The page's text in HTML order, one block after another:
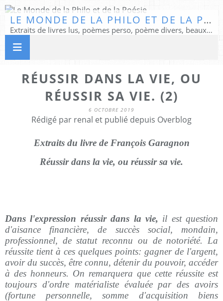
LE MONDE DE LA PHILO ET DE LA POÉSIE
Extraits de livres lus, poèmes perso, poème divers, beaux textes...
RÉUSSIR DANS LA VIE, OU
RÉUSSIR SA VIE. (2)
6 OCTOBRE 2019
Rédigé par renal et publié depuis Overblog
Extraits du livre de François Garagnon
Réussir dans la vie, ou réussir sa vie.
Dans l'expression réussir dans la vie, il est question
d'aisance financière, de succès social, mondain,
professionnel, de statut reconnu ou de notoriété. La
réussite tient à ces quelques points: gagner de l'argent,
avoir du succès, être connu, détenir du pouvoir, accéder
à des honneurs. On remarquera que cette réussite est
toujours d'ordre matérialiste évaluée par des avoirs
(fortune personnelle, somme d'acquisition biens